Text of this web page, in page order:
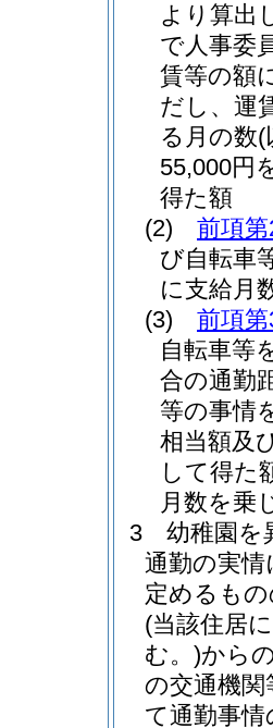
より算出
で人事委
賃等の額
だし、運
る月の数(
55,000円
得た額
(2)
前項
び自転車
に支給月
(3)
前項
自転車等
合の通勤
等の事情
相当額及
して得た
月数を乗
3
幼稚園を
通勤の実
定めるも
(当該住居
む。)から
の交通機
て通勤事